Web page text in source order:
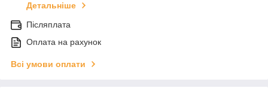
Детальніше
Післяплата
Оплата на рахунок
Всі умови оплати